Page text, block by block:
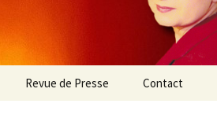
Revue de Presse Contact